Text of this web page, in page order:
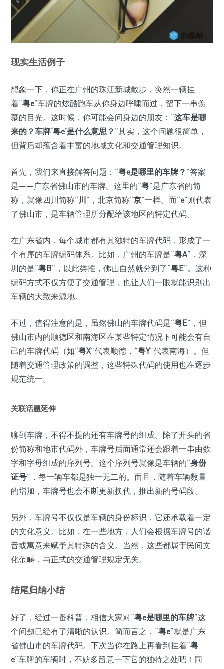
现实生活例子
想象一下，你正在广州的珠江新城散步，突然一辆挂
着“粤e”车牌的炫酷跑车从你身边呼啸而过，留下一串羡
慕的目光。这时候，你可能会问身边的朋友：“这车是哪
来的？车牌‘粤e’是什么意思？ ”其实，这个问题很简单，
但背后却蕴含着丰富的地域文化和交通管理知识。
首先，我们来直接解答问题：“粤e是哪里的车牌？ ”答案
是——广东省佛山市的车牌。这里的“粤”是广东省的简
称，就像四川简称“ 川”，北京简称“京”一样。而“e”则代表
了佛山市，是车辆管理所分配给该地区的特定代码。
在广东省内，每个城市都有其独特的车牌代码，形成了一
个有序的车牌编码体系。比如，广州的车牌是“粤A”，深
圳的是“粤B”，以此类推，佛山自然就分到了“粤E”。这种
编码方式不仅方便了交通管理，也让人们一眼就能识别出
车辆的大致来源地。
不过，值得注意的是，虽然佛山的车牌代码是“粤E”，但
佛山市内的顺德区和南海区在某些特定情况下可能会有自
己的车牌代码（如“粤X”代表顺德，“粤Y”代表南海）。但
随着交通管理政策的调整，这些特殊代码的使用也在逐步
规范统一。
关联话题延伸
聊到车牌，不得不提的还有车牌号的组成。除了开头的省
份简称和地市代码外，车牌号后面通常还会跟着一串由数
字和字母组成的序列号。这个序列号就像是车辆的“身份
证号”，每一辆车都是独一无二的。而且，随着车辆数量
的增加，车牌号也会不断更新换代，推出新的号码段。
另外，车牌号不仅仅是车辆的身份标识，它还承载着一定
的文化意义。比如，在一些地方，人们会根据车牌号的谐
音或寓意来赋予其特殊的含义。当然，这些都属于民间文
化范畴，与正式的交通管理规定无关。
结尾归纳小结
好了，经过一番科普，相信大家对“粤e是哪里的车牌”这
个问题已经有了清晰的认识。简而言之，“粤e”就是广东
省佛山市的车牌代码。下次当你在路上再看到挂着“粤
e”车牌的车辆时，不妨多留意一下它的独特之处吧！同